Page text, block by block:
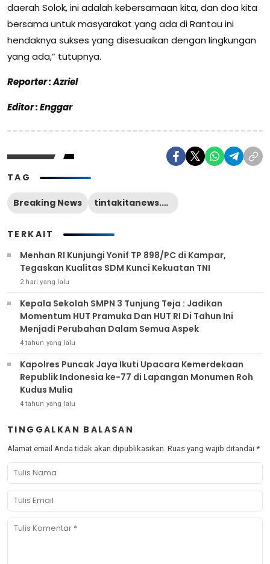
daerah Solok, ini adalah kebersamaan kita, dan doa kita
bersama untuk masyarakat yang ada di Rantau ini
hendaknya sukses yang disesuaikan dengan lingkungan
yang ada,” tutupnya.
Reporter : Azriel
Editor : Enggar
TAG
Breaking News tintakitanews.com
TERKAIT
Menhan RI Kunjungi Yonif TP 898/PC di Kampar,
Tegaskan Kualitas SDM Kunci Kekuatan TNI
2 hari yang lalu
Kepala Sekolah SMPN 3 Tunjung Teja : Jadikan
Momentum HUT Pramuka Dan HUT RI Di Tahun Ini
Menjadi Perubahan Dalam Semua Aspek
4 tahun yang lalu
Kapolres Puncak Jaya Ikuti Upacara Kemerdekaan
Republik Indonesia ke-77 di Lapangan Monumen Roh
Kudus Mulia
4 tahun yang lalu
TINGGALKAN BALASAN
Alamat email Anda tidak akan dipublikasikan. Ruas yang wajib ditandai *